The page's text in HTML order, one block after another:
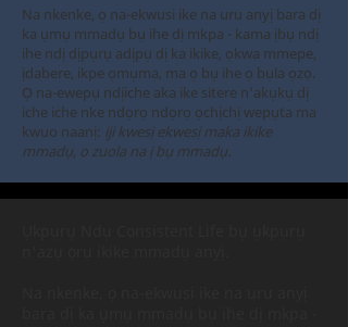
Na nkenke, ọ na-ekwusi ike na uru anyị bara dị
ka ụmụ mmadụ bụ ihe dị mkpa - kama ịbụ ndị
ihe ndị dịpụrụ adịpụ dị ka ikike, ọkwa mmepe,
ịdabere, ikpe ọmụma, ma ọ bụ ihe ọ bụla ọzọ.
Ọ na-ewepụ ndịiche aka ike sitere n'akụkụ dị
iche iche nke ndọrọ ndọrọ ọchịchị wepụta ma
kwuo naanị: iji kwesị ekwesị maka ikike
mmadụ, o zuola na ị bụ mmadụ.